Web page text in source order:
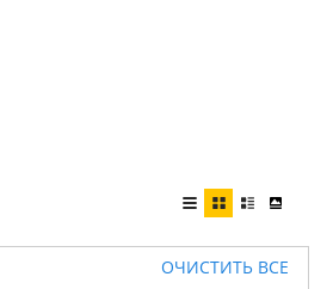
ОЧИСТИТЬ ВСЕ